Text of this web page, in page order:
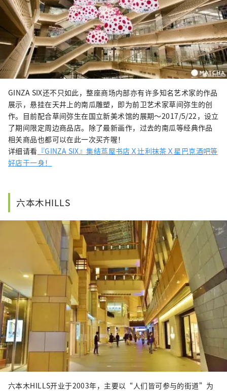
GINZA SIX还不只如此，整座商场内部亦有许多知名艺术家的作品
展示，悬挂在天井上的南瓜雕塑，即为前卫艺术家草间弥生的创
作。目前配合草间弥生在国立新美术馆的展期～2017/5/22，设立
了期间限定周边商品店。除了最新画作，过去的南瓜等经典作品
相关商品也都可以在此一次买齐喔！
详细请看 『GINZA SIX』集结茑屋书店Ｘ辻利抹茶Ｘ星巴克酒吧等
好店于一身！
六本木HILLS
六本木HILLS开业于2003年，主要以“人们皆可参与的街道”为